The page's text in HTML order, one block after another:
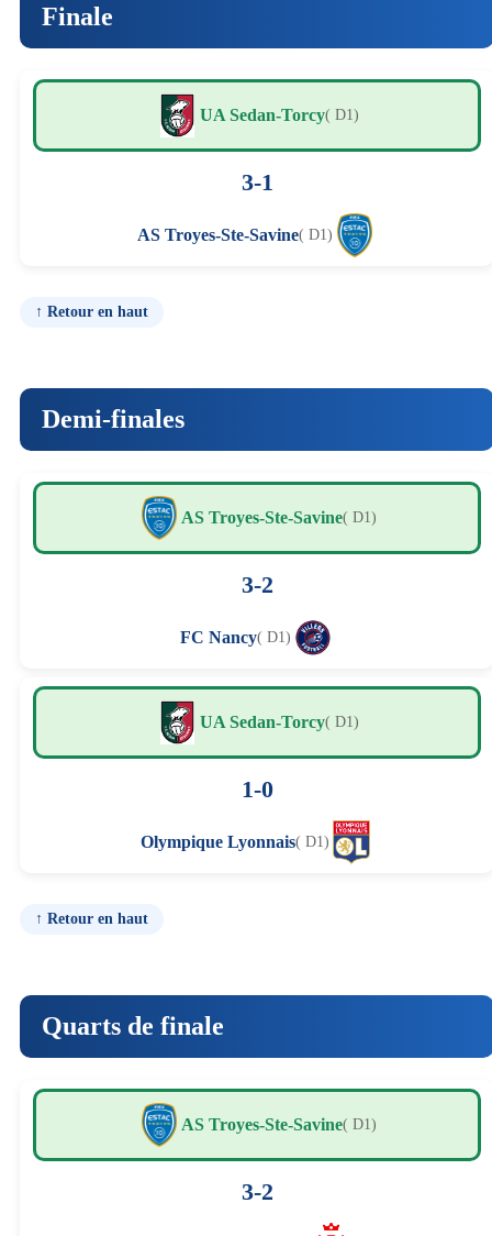
Finale
UA Sedan-Torcy( D1)
3-1
AS Troyes-Ste-Savine( D1)
↑ Retour en haut
Demi-finales
AS Troyes-Ste-Savine( D1)
3-2
FC Nancy( D1)
UA Sedan-Torcy( D1)
1-0
Olympique Lyonnais( D1)
↑ Retour en haut
Quarts de finale
AS Troyes-Ste-Savine( D1)
3-2